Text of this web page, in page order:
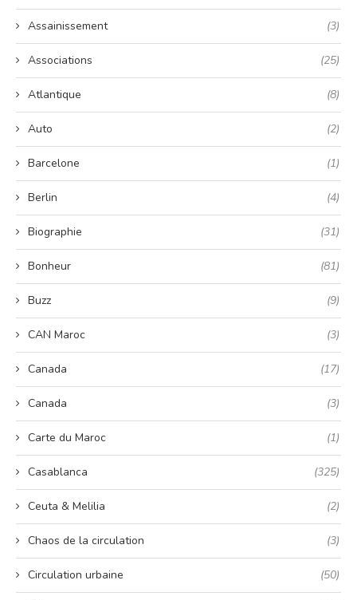
Assainissement (3)
Associations (25)
Atlantique (8)
Auto (2)
Barcelone (1)
Berlin (4)
Biographie (31)
Bonheur (81)
Buzz (9)
CAN Maroc (3)
Canada (17)
Canada (3)
Carte du Maroc (1)
Casablanca (325)
Ceuta & Melilia (2)
Chaos de la circulation (3)
Circulation urbaine (50)